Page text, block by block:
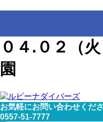
０４.０２（
園
お気軽にお問い合わせくだ
0557-51-7777